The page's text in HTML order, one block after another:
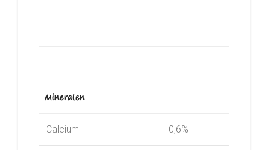
Mineralen
Calcium 0,6%